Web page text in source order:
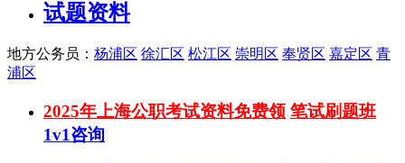
试题资料
地方公务员： 杨浦区 徐汇区 松江区 崇明区 奉贤区 嘉定区 青
浦区
2025年上海公职考试资料免费领 笔试刷题班
1v1咨询